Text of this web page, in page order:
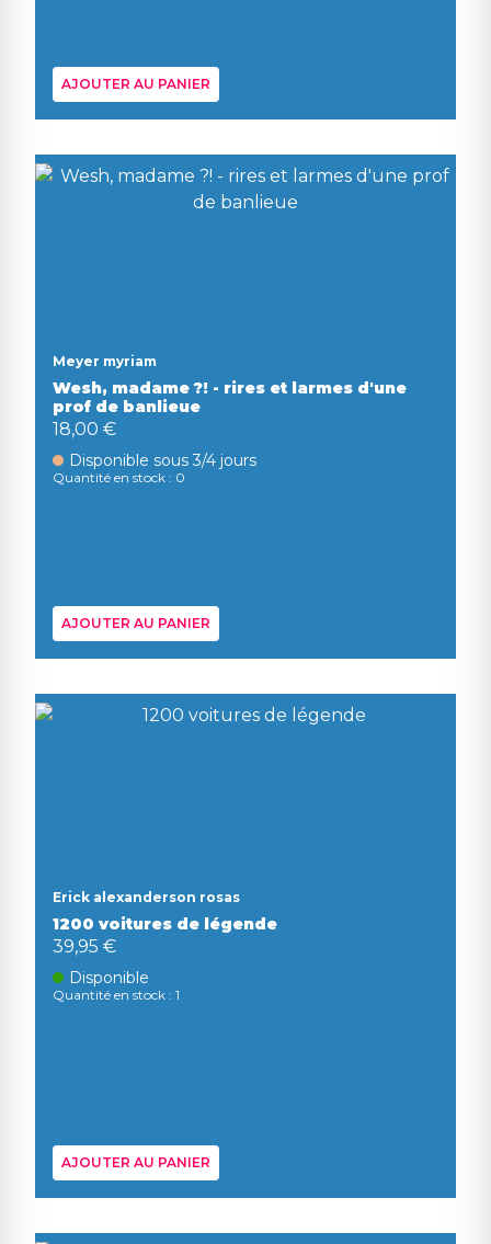
AJOUTER AU PANIER
Meyer myriam
Wesh, madame ?! - rires et larmes d'une
prof de banlieue
18,00 €
Disponible sous 3/4 jours
Quantité en stock : 0
AJOUTER AU PANIER
Erick alexanderson rosas
1200 voitures de légende
39,95 €
Disponible
Quantité en stock : 1
AJOUTER AU PANIER